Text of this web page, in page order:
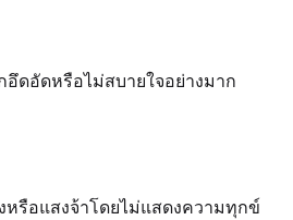
ดอัดหรือไม่สบายใจอย่างมาก
รือแสงจ้าโดยไม่แสดงความทุกข์